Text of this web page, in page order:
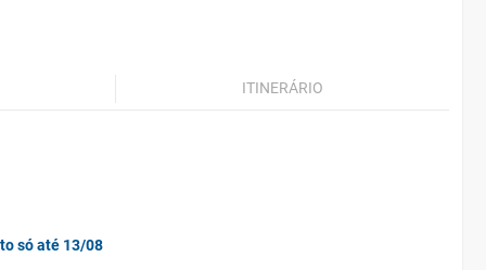
ITINERÁRIO
só até 13/08